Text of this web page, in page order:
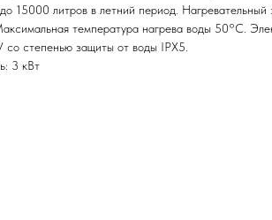
15000 литров в летний период. Нагревательный
температура нагрева воды 50°С.
со степенью защиты от воды IPX5.
3 кВт